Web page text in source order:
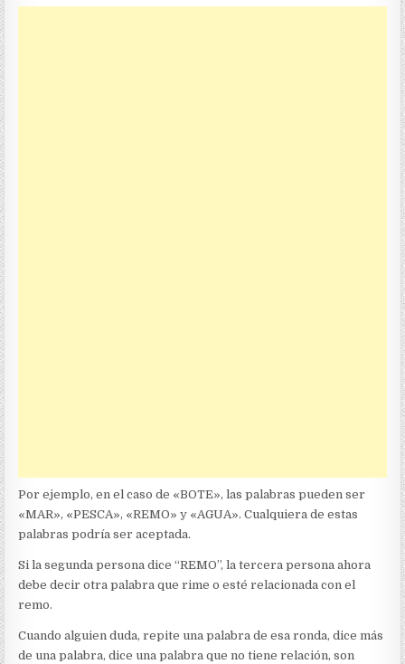
Por ejemplo, en el caso de «BOTE», las palabras pueden ser
«MAR», «PESCA», «REMO» y «AGUA». Cualquiera de estas
palabras podría ser aceptada.
Si la segunda persona dice “REMO”, la tercera persona ahora
debe decir otra palabra que rime o esté relacionada con el
remo.
Cuando alguien duda, repite una palabra de esa ronda, dice más
de una palabra, dice una palabra que no tiene relación, son